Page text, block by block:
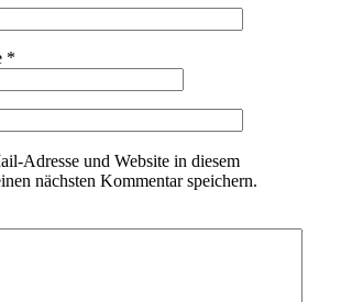
*
Adresse und Website in diesem
nächsten Kommentar speichern.